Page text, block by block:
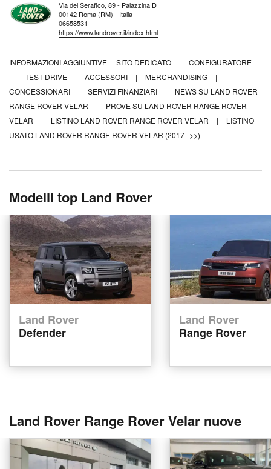
Via del Serafico, 89 - Palazzina D
00142 Roma (RM) - Italia
06658531
https://www.landrover.it/index.html
INFORMAZIONI AGGIUNTIVE SITO DEDICATO |
CONFIGURATORE
|
TEST DRIVE | ACCESSORI | MERCHANDISING
|
CONCESSIONARI
| SERVIZI FINANZIARI |
NEWS SU LAND ROVER
RANGE ROVER VELAR
|
PROVE SU LAND ROVER RANGE ROVER
VELAR
| LISTINO LAND ROVER RANGE ROVER VELAR |
LISTINO
USATO LAND ROVER RANGE ROVER VELAR (2017-->>)
Modelli top Land Rover
Land Rover
Defender
Land Rover
Range Rover
Land Rover Range Rover Velar nuove